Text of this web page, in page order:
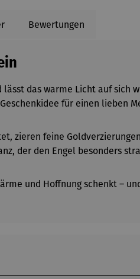
Bewertungen
das warme Licht auf sich
für einen lieben
zieren feine
der den Engel besonders
und Hoffnung schenkt –